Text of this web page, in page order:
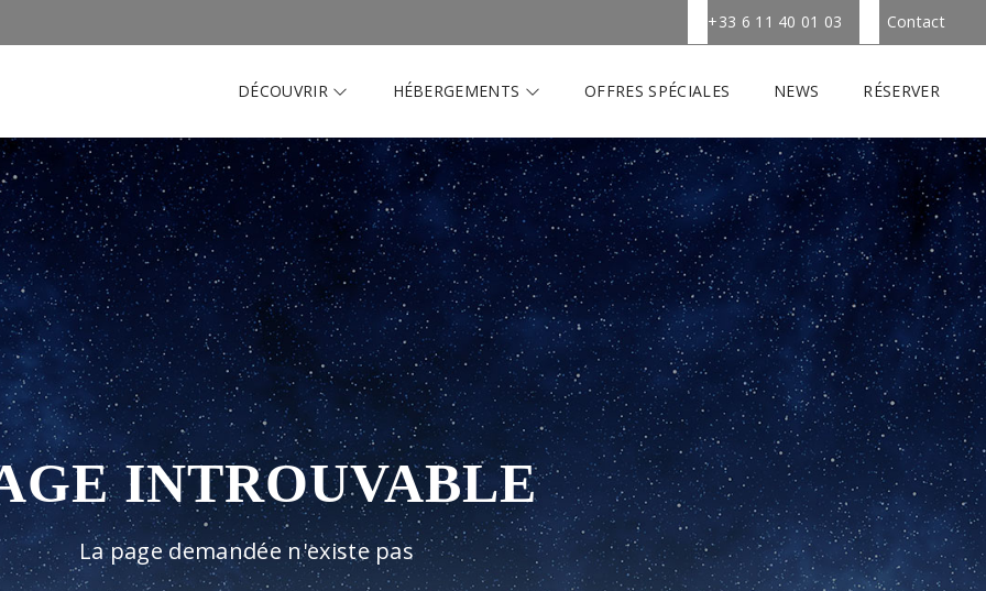
Contact
+33 6 11 40 01 03
DÉCOUVRIR HÉBERGEMENTS OFFRES SPÉCIALES NEWS RÉSERVER
INTROUVABLE
La page demandée n'existe pas